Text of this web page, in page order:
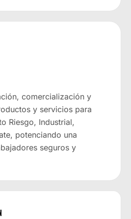
comercialización y
y servicios para
Riesgo, Industrial,
potenciando una
seguros y